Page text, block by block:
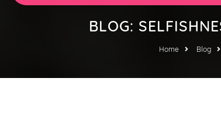
BLOG:
Home Blog